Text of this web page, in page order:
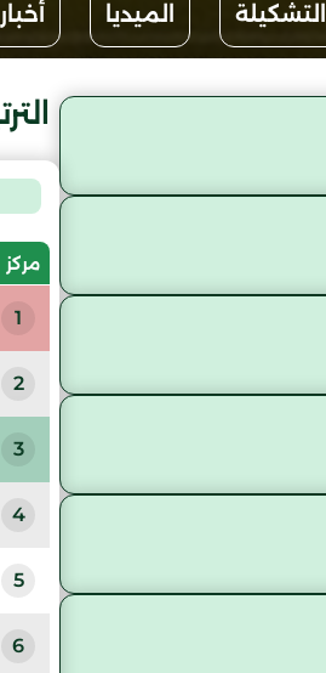
التشكيلة الميديا
مركز
1
2
3
4
5
6